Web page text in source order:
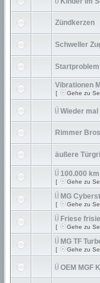
Zündkerzen
Schweller
Startproblem
Vibrationen
[ Gehe zu
Wieder mal
Rimmer Bros
äußere
100.000
[ Gehe zu
MG
[ Gehe zu
Friese
[ Gehe zu
MG TF
[ Gehe zu
OEM MGF